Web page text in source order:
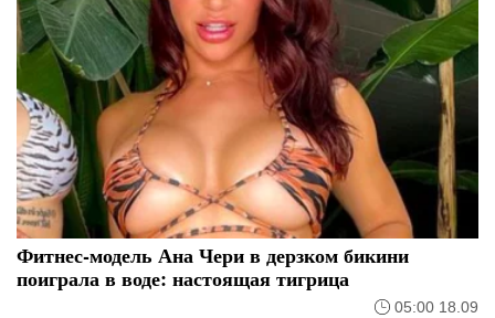
Фитнес-модель Ана Чери в дерзком бикини
поиграла в воде: настоящая тигрица
05:00 18.09